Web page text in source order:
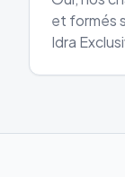
et formés
Idra